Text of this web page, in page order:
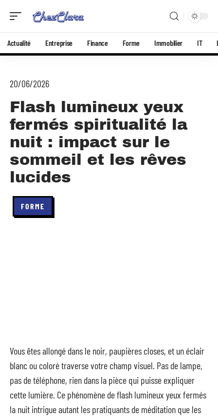
Actualité Entreprise Finance Forme Immobilier IT
20/06/2026
Flash lumineux yeux
fermés spiritualité la
nuit : impact sur le
sommeil et les rêves
lucides
FORME
Vous êtes allongé dans le noir, paupières closes, et un éclair
blanc ou coloré traverse votre champ visuel. Pas de lampe,
pas de téléphone, rien dans la pièce qui puisse expliquer
cette lumière. Ce phénomène de flash lumineux yeux fermés
la nuit intrigue autant les pratiquants de méditation que les